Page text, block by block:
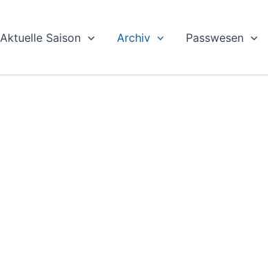
Aktuelle Saison Archiv Passwesen